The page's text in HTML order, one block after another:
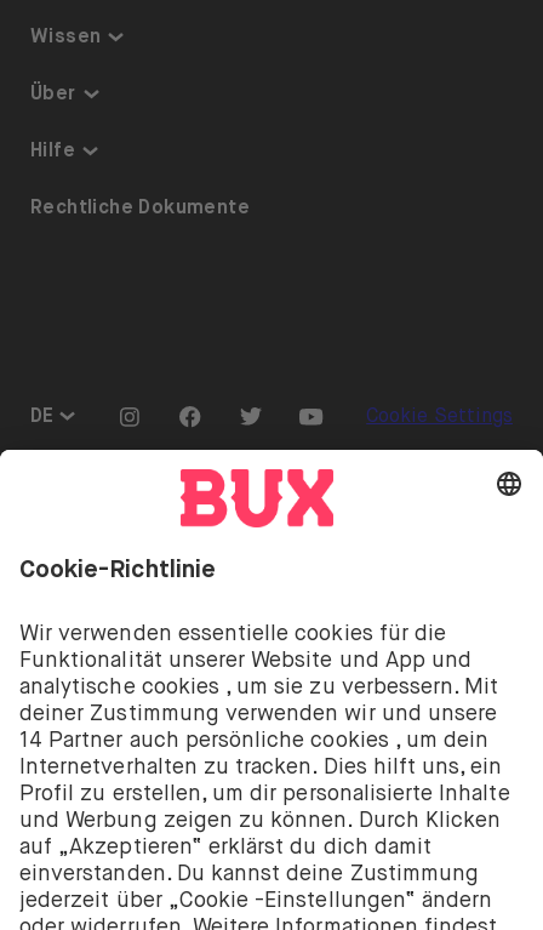
Wissen
Thematisch investieren
Dividenden
Über
Sicherheit & Schutz
Hilfe
Barrierefreiheit
Rechtliche Dokumente
DE
Öffnen Sie das Sprachwechselmenü
Go to "Instagram"
Go to "Facebook"
Go to "Twitter"
Go to "Youtube"
Cookie Settings
Investitionen sind mit Risiken verbunden. Du
könntest deine Einlage verlieren.
von BUX B.V. bereitgestellt. BUX B.V. ist bei der
niederländischen Handelskammer registriert unter
der Nummer 58403949. BUX B.V. wird von der
Niederländischen Aufsichtsbehörde für die
Finanzmärkte (Autoriteit Financiële Markten – AFM)
autorisiert und reguliert.
BUX B.V. bietet keine Anlageberatung an und Anleger
sollten entweder ihre eigenen Entscheidungen
treffen oder unabhängige Beratung in Anspruch
nehmen. Investitionen sind mit Risiken verbunden.